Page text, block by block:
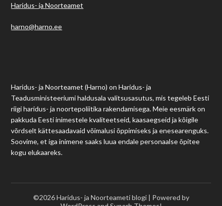
Haridus- ja Noorteamet
harno@harno.ee
Haridus- ja Noorteamet (Harno) on Haridus- ja
Teadusministeeriumi haldusala valitsusasutus, mis tegeleb Eesti
riigi haridus- ja noortepoliitika rakendamisega. Meie eesmärk on
pakkuda Eesti inimestele kvaliteetseid, kaasaegseid ja kõigile
võrdselt kättesaadavaid võimalusi õppimiseks ja enesearenguks.
Soovime, et iga inimene saaks luua endale personaalse õpitee
kogu elukaareks.
©2026 Haridus- ja Noorteameti blogi | Powered by